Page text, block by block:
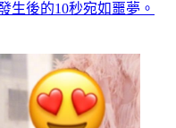
生後的10秒宛如噩夢。